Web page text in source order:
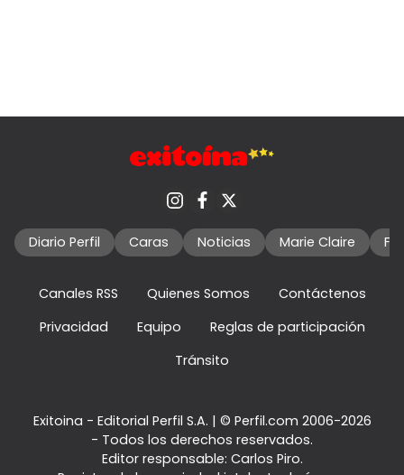
Diario Perfil Caras Noticias Marie Claire
Canales RSS Quienes Somos
Contáctenos
Privacidad
Equipo
Reglas de participación
Tránsito
Exitoina - Editorial Perfil S.A. | © Perfil.com 2006-2026
- Todos los derechos reservados.
Editor responsable: Carlos Piro.